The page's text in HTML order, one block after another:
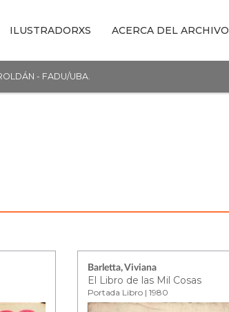
ILUSTRADORXS ACERCA DEL ARCHIVO
- FADU/UBA.
Barletta, Viviana
El Libro de las Mil Cosas
Portada Libro | 1980